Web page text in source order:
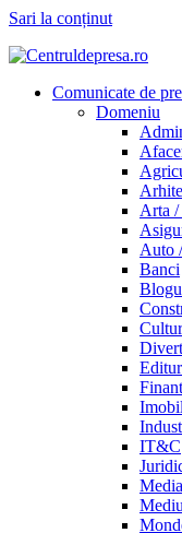
Sari la conținut
Comunicate de
Domeniu
Arta /
Auto
Banci
IT&C
Mediu